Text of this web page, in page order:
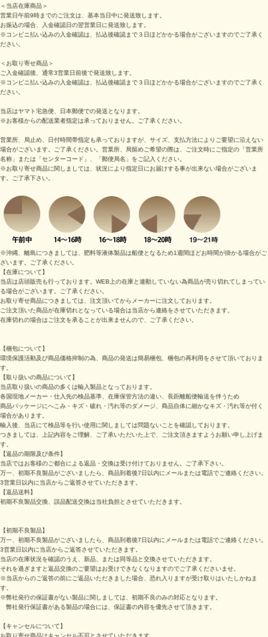
＜当店在庫商品＞
営業日午前9時までのご注文は、基本当日中に発送致します。
お振込の場合、入金確認日の翌営業日に発送致します。
※コンビニ払い込みの入金確認は、払込後確認まで３日ほどかかる場合がございますのでご了承く
ださい。
＜お取り寄せ商品＞
ご入金確認後、通常3営業日前後で発送致します。
※コンビニ払い込みの入金確認は、払込後確認まで３日ほどかかる場合がございますのでご了承く
ださい。
当店はヤマト宅急便、日本郵便での発送となります。
※お客様からの配送業者指定は承っておりません。ご了承ください。
営業所、局止め、日付時間帯指定も承っておりますが、サイズ、支払方法によりご要望に沿えない
場合がございます。ご了承ください。営業所、局留めご希望の際は、ご注文時にご指定の「営業所
名称」または「センターコード」、「郵便局名」をご記入ください。
※お取り寄せ商品に関しましては、状況により指定日にお届けする事が出来ない場合がございま
す。ご了承下さい。
※沖縄、離島につきましては、肥料等液体製品は船便となるため1週間ほどお時間が掛かる場合がご
ざいます。ご了承ください。
【在庫について】
当店は店頭販売も行っております。WEB上の在庫と連動していない為商品が売り切れてしまってい
る場合がございます。ご了承ください。
お取り寄せ商品につきましては、注文頂いてからメーカーに注文しております。
ご注文頂いた商品が在庫切れとなっている場合は当店から連絡をさせていただきます。
在庫切れの場合はご注文を承ることが出来ませんので、ご了承ください。
【梱包について】
環境保護活動及び商品価格抑制の為、商品の発送は簡易梱包、梱包の再利用をさせて頂いておりま
す。
【取り扱いの商品について】
当店取り扱いの商品の多くは輸入製品となっております。
各国現地メーカー・仕入先の検品基準、在庫保管方法の違い、長距離船便輸送を伴うため
商品パッケージにへこみ・キズ・破れ・汚れ等のダメージ、商品自体に細かなキズ・汚れ等が付く
場合があります。
輸入後、当店にて検品等を行い使用に関しましては問題ないことを確認しております。
つきましては、上記内容をご理解、ご了承いただいた上で、ご注文頂きますようお願い申し上げま
す。
【返品の期限及び条件】
当店ではお客様のご都合による返品・交換は受け付けておりません。ご了承下さい。
万一、初期不良製品がございましたら、商品到着後7日以内にメールまたは電話でご連絡ください。
3営業日以内に当店からご返答させていただきます。
【返品送料】
初期不良製品交換、誤品配送交換は当社負担とさせていただきます。
【初期不良製品】
万一、初期不良製品がございましたら、商品到着後7日以内にメールまたは電話でご連絡ください。
3営業日以内に当店からご返答させていただきます。
当店の在庫状況を確認のうえ、新品、または同等品と交換させていただきます。
それを過ぎますと返品交換のご要望はお受けできなくなりますのでご了承くださいませ。
※当店からのご返答の前にご返品いただきました場合、恐れ入りますが受け取りはいたしかねま
す。
※弊社発行の保証書がない製品に関しましては、初期不良のみの対応となります。
弊社発行保証書がある製品の場合には、保証書の内容を優先させて頂きます。
【キャンセルについて】
お取り寄せ商品はキャンセル不可とさせていただきます。